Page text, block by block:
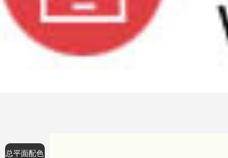
总平面配色